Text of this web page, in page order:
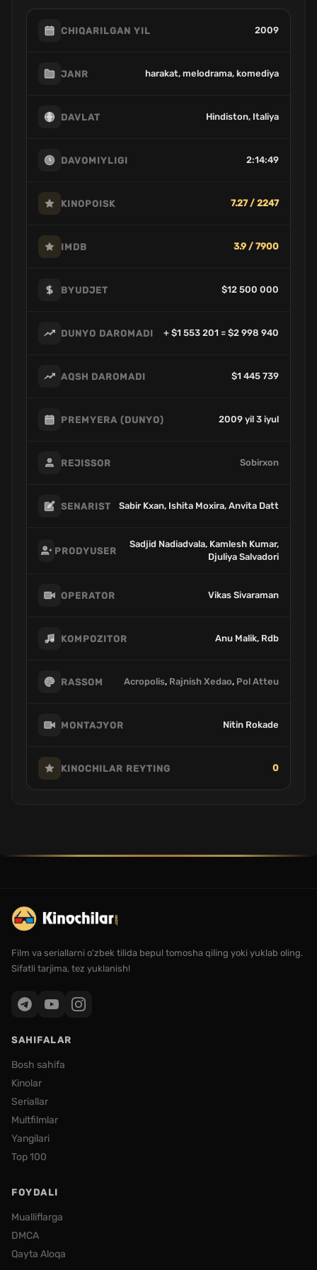
CHIQARILGAN YIL 2009
JANR harakat, melodrama, komediya
DAVLAT Hindiston, Italiya
DAVOMIYLIGI 2:14:49
KINOPOISK 7.27 / 2247
IMDB 3.9 / 7900
BYUDJET $12 500 000
DUNYO DAROMADI + $1 553 201 = $2 998 940
AQSH DAROMADI $1 445 739
PREMYERA (DUNYO) 2009 yil 3 iyul
REJISSOR Sobirxon
SENARIST Sabir Kxan, Ishita Moxira, Anvita Datt
PRODYUSER
Sadjid Nadiadvala, Kamlesh Kumar,
Djuliya Salvadori
OPERATOR Vikas Sivaraman
KOMPOZITOR Anu Malik, Rdb
RASSOM Acropolis, Rajnish Xedao, Pol Atteu
MONTAJYOR Nitin Rokade
KINOCHILAR REYTING 0
Film va seriallarni o'zbek tilida bepul tomosha qiling yoki yuklab oling.
Sifatli tarjima, tez yuklanish!
SAHIFALAR
Bosh sahifa
Kinolar
Seriallar
Multfilmlar
Yangilari
Top 100
FOYDALI
Mualliflarga
DMCA
Qayta Aloqa